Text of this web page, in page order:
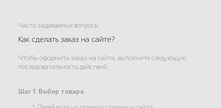
Часто задаваемые вопросы
Как сделать заказ на сайте?
Чтобы оформить заказ на сайте, выполните следующую
последовательность действий:
Шаг 1. Выбор товара